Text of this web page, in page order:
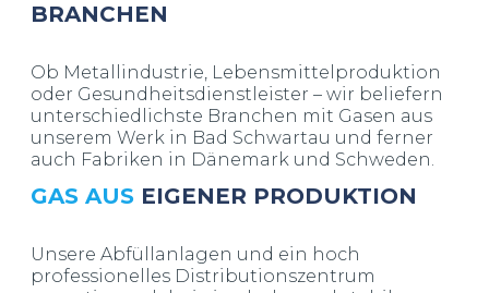
BRANCHEN
Ob Metallindustrie, Lebensmittelproduktion
oder Gesundheitsdienstleister – wir beliefern
unterschiedlichste Branchen mit Gasen aus
unserem Werk in Bad Schwartau und ferner
auch Fabriken in Dänemark und Schweden.
GAS AUS EIGENER PRODUKTION
Unsere Abfüllanlagen und ein hoch
professionelles Distributionszentrum